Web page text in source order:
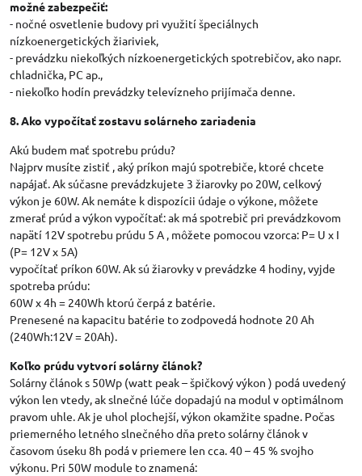
možné zabezpečiť:
- nočné osvetlenie budovy pri využití špeciálnych
nízkoenergetických žiariviek,
- prevádzku niekoľkých nízkoenergetických spotrebičov, ako napr.
chladnička, PC ap.,
- niekoľko hodín prevádzky televízneho prijímača denne.
8. Ako vypočítať zostavu solárneho zariadenia
Akú budem mať spotrebu prúdu?
Najprv musíte zistiť , aký príkon majú spotrebiče, ktoré chcete
napájať. Ak súčasne prevádzkujete 3 žiarovky po 20W, celkový
výkon je 60W. Ak nemáte k dispozícii údaje o výkone, môžete
zmerať prúd a výkon vypočítať: ak má spotrebič pri prevádzkovom
napätí 12V spotrebu prúdu 5 A , môžete pomocou vzorca: P= U x I
(P= 12V x 5A)
vypočítať príkon 60W. Ak sú žiarovky v prevádzke 4 hodiny, vyjde
spotreba prúdu:
60W x 4h = 240Wh ktorú čerpá z batérie.
Prenesené na kapacitu batérie to zodpovedá hodnote 20 Ah
(240Wh:12V = 20Ah).
Koľko prúdu vytvorí solárny článok?
Solárny článok s 50Wp (watt peak – špičkový výkon ) podá uvedený
výkon len vtedy, ak slnečné lúče dopadajú na modul v optimálnom
pravom uhle. Ak je uhol plochejší, výkon okamžite spadne. Počas
priemerného letného slnečného dňa preto solárny článok v
časovom úseku 8h podá v priemere len cca. 40 – 45 % svojho
výkonu. Pri 50W module to znamená: